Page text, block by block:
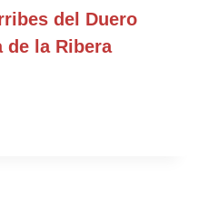
del Duero
de la Ribera